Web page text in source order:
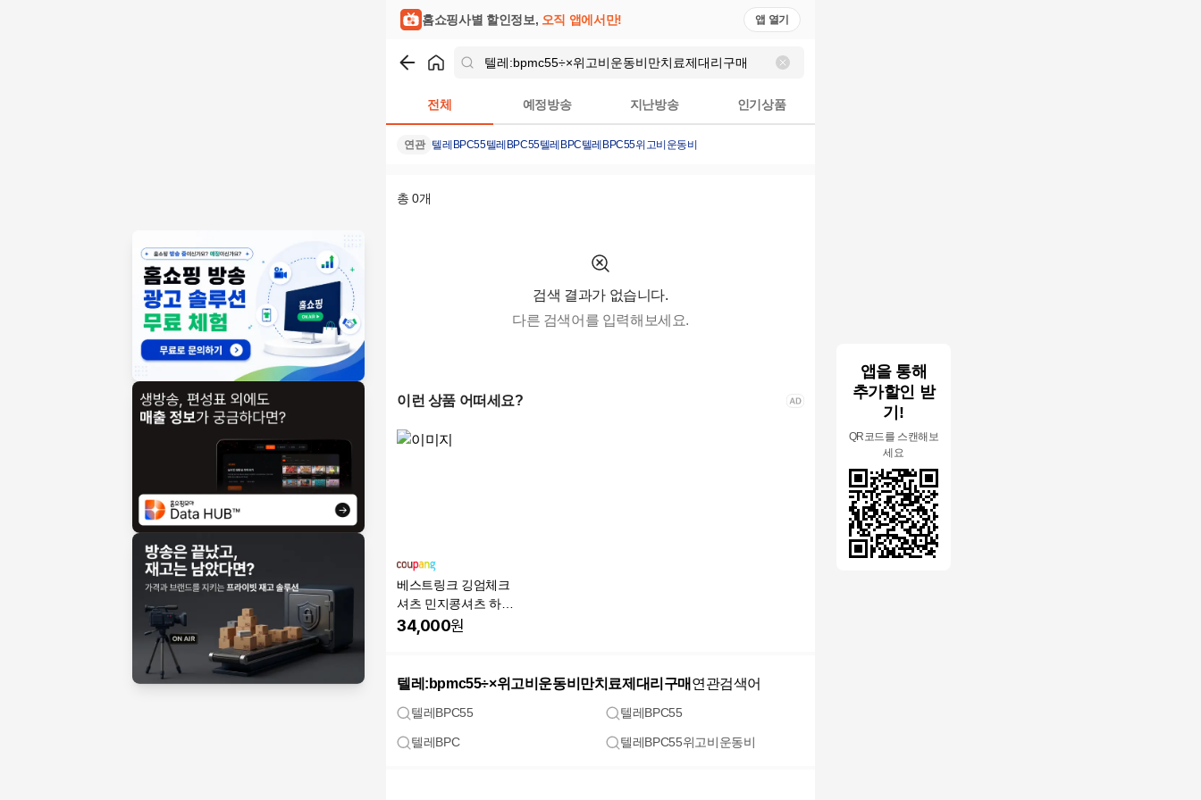
앱을 통해
추가할인 받
기!
QR코드를 스캔해보
세요
홈쇼핑사별 할인정보, 오직 앱에서만! 앱 열기
전체 예정방송 지난방송 인기상품
연관 텔레BPC55텔레BPC55텔레BPC텔레BPC55위고비운동비
총0개
검색 결과가 없습니다.
다른 검색어를 입력해보세요.
이런 상품 어떠세요?
베스트링크 깅엄체크
셔츠 민지콩셔츠 하와
이안셔츠
34,000원
텔레:bpmc55÷×위고비운동비만치료제대리구매 연관검색어
텔레BPC55 텔레BPC55
텔레BPC 텔레BPC55위고비운동비
텔레:bpmc55÷×위고비운동비만치료제대리구매 검색결과 | 홈쇼핑모아